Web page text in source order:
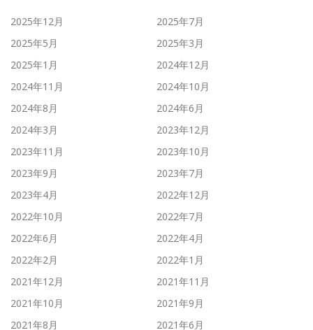
2025年12月
2025年7月
2025年5月
2025年3月
2025年1月
2024年12月
2024年11月
2024年10月
2024年8月
2024年6月
2024年3月
2023年12月
2023年11月
2023年10月
2023年9月
2023年7月
2023年4月
2022年12月
2022年10月
2022年7月
2022年6月
2022年4月
2022年2月
2022年1月
2021年12月
2021年11月
2021年10月
2021年9月
2021年8月
2021年6月